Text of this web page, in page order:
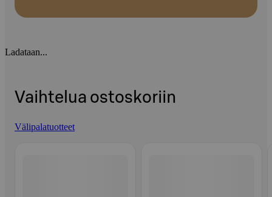
Ladataan...
Vaihtelua ostoskoriin
Välipalatuotteet